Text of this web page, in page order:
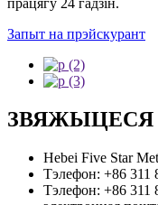
працягу 24 гадзін.
Запыт на прэйскурант
ЗВЯЖЫЦЕСЯ
Hebei Five Star
Тэлефон: +86 311
Тэлефон: +86 311